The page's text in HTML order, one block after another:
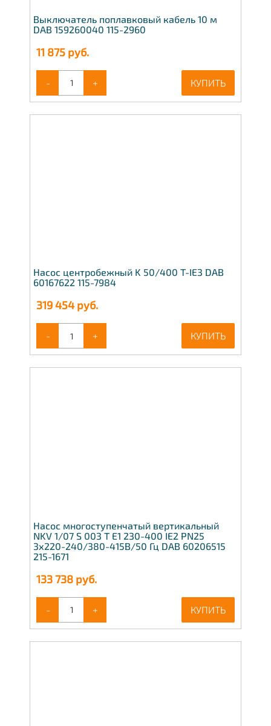
Выключатель поплавковый кабель 10 м
DAB 159260040 115-2960
11 875 руб.
- + КУПИТЬ
Насос центробежный K 50/400 T-IE3 DAB
60167622 115-7984
319 454руб.
- + КУПИТЬ
Насос многоступенчатый вертикальный
NKV 1/07 S 003 T E1 230-400 IE2 PN25
3х220-240/380-415В/50 Гц DAB 60206515
215-1671
133 738 руб.
- + КУПИТЬ